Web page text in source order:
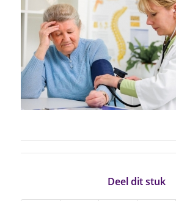
Deel dit stuk